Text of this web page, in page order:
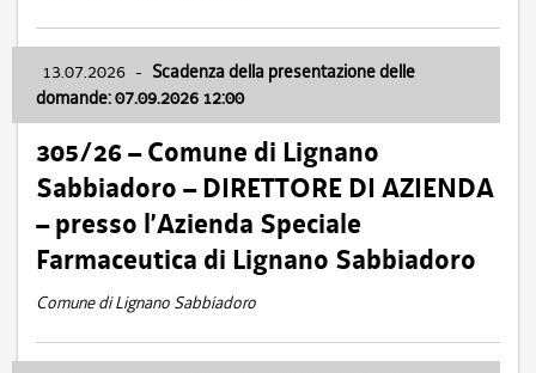
13.07.2026 - Scadenza della presentazione delle
domande: 07.09.2026 12:00
305/26 – Comune di Lignano
Sabbiadoro – DIRETTORE DI AZIENDA
– presso l’Azienda Speciale
Farmaceutica di Lignano Sabbiadoro
Comune di Lignano Sabbiadoro